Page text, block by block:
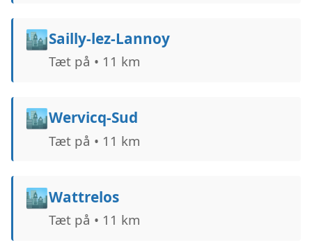
🏙️Sailly-lez-Lannoy
Tæt på • 11 km
🏙️Wervicq-Sud
Tæt på • 11 km
🏙️Wattrelos
Tæt på • 11 km